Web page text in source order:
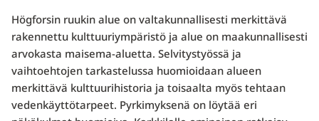
Högforsin ruukin alue on valtakunnallisesti merkittävä
rakennettu kulttuuriympäristö ja alue on maakunnallisesti
arvokasta maisema-aluetta. Selvitystyössä ja
vaihtoehtojen tarkastelussa huomioidaan alueen
merkittävä kulttuurihistoria ja toisaalta myös tehtaan
vedenkäyttötarpeet. Pyrkimyksenä on löytää eri